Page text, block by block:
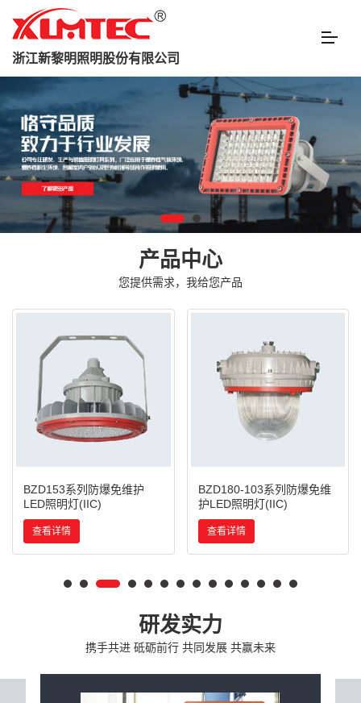
浙江新黎明照明股份有限公司
产品中心
您提供需求，我给您产品
BZD153系列防爆免维护
LED照明灯(IIC)
查看详情
BZD180-103系列防爆免维
护LED照明灯(IIC)
查看详情
研发实力
携手共进 砥砺前行 共同发展 共赢未来